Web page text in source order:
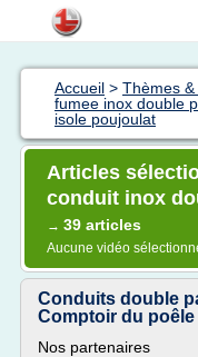
Accueil > Thèmes
fumee inox double
isole poujoulat
Articles
conduit inox
→ 39 articles
Aucune vidéo
Conduits double
Comptoir du poêle
Nos partenaires